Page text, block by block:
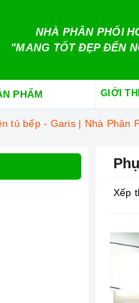
NHÀ PHÂN PHỐI
"MANG TỐT ĐẸP ĐẾN
PHẨM GIỚI
tủ bếp - Garis | Nhà Phân
Xếp